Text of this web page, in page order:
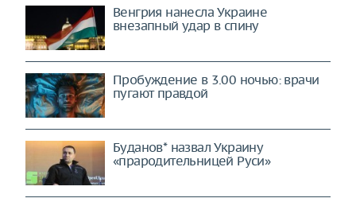
Венгрия нанесла Украине
внезапный удар в спину
Пробуждение в 3.00 ночью: врачи
пугают правдой
Буданов* назвал Украину
«прародительницей Руси»